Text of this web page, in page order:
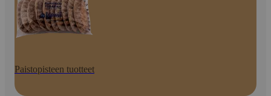
Paistopisteen tuotteet